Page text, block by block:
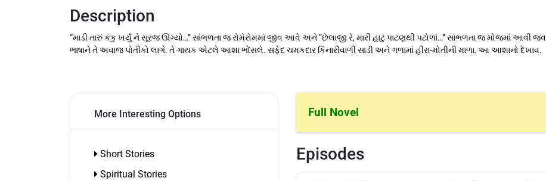
Description
“માડી તારું કંકુ ખર્યું ને સૂરજ ઊગ્યો…” સાંભળતા જ રોમેરોમમાં જીવ આવે અને “છેલાજી રે, મારી હાટું પાટણથી પટોળાં…” સાંભળતા જ મોજમાં આવી
ભાષાને તે અવાજ પોતીકો લાગે. તે ગાયક એટલે આશા ભોંસલે. સફેદ ચમકદાર કિનારીવાળી સાડી અને ગળામાં હીરા-મોતીની માળા. આ આશાનો દેખાવ.
More Interesting Options
Short Stories
Spiritual Stories
Full Novel
Episodes